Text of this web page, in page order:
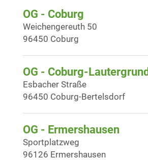
OG - Coburg
Weichengereuth 50
96450 Coburg
OG - Coburg-Lautergrund
Esbacher Straße
96450 Coburg-Bertelsdorf
OG - Ermershausen
Sportplatzweg
96126 Ermershausen